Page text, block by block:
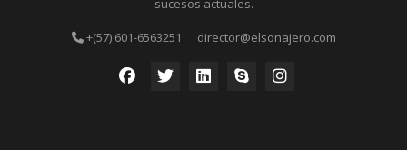
sucesos actuales.
+(57) 601-6563251 director@elsonajero.com